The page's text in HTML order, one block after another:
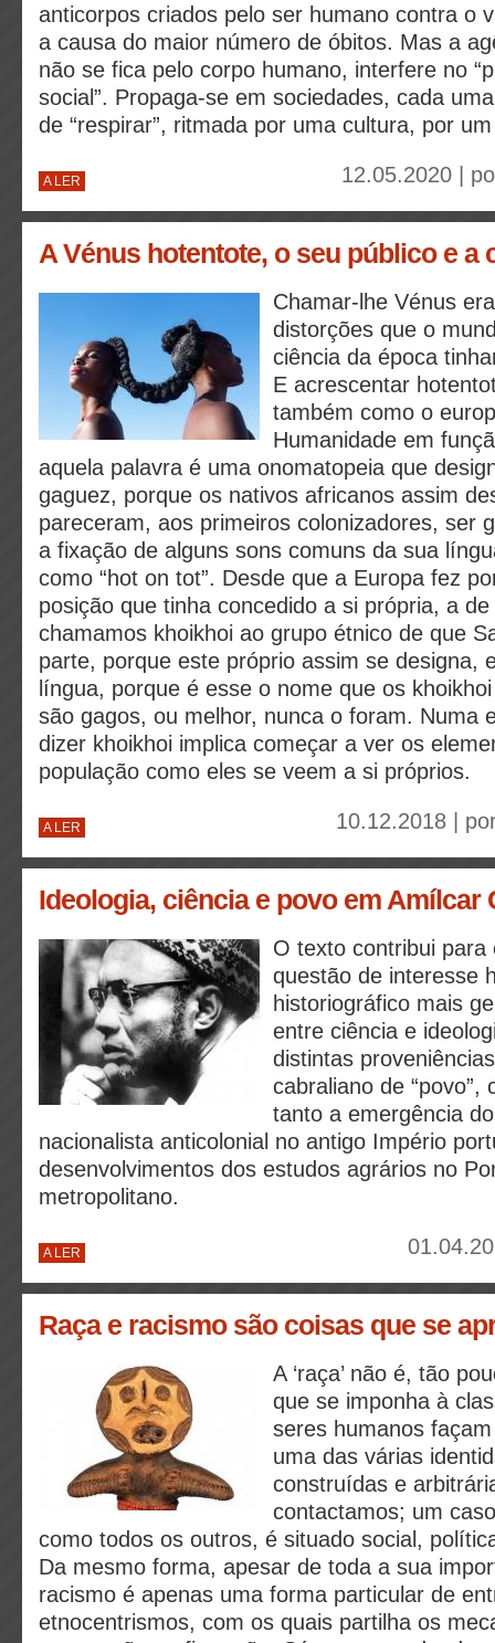
anticorpos criados pelo ser humano contra o
a causa do maior número de óbitos. Mas a
não se fica pelo corpo humano, interfere no
social”. Propaga-se em sociedades, cada
de “respirar”, ritmada por uma cultura, por
A LER 12.05.2020 |
A Vénus hotentote, o seu público e a
Chamar-lhe Vénus
distorções que o
ciência da época
E acrescentar
também como o
Humanidade em
aquela palavra é uma onomatopeia que
gaguez, porque os nativos africanos assim
pareceram, aos primeiros colonizadores, ser
a fixação de alguns sons comuns da sua
como “hot on tot”. Desde que a Europa fez
posição que tinha concedido a si própria, a
chamamos khoikhoi ao grupo étnico de que
parte, porque este próprio assim se designa,
língua, porque é esse o nome que os
são gagos, ou melhor, nunca o foram. Numa
dizer khoikhoi implica começar a ver os
população como eles se veem a si próprios.
A LER 10.12.2018 |
Ideologia, ciência e povo em Amílcar
O texto contribui para
questão de interesse
historiográfico mais
entre ciência e
distintas
cabraliano de “povo”,
tanto a emergência
nacionalista anticolonial no antigo Império
desenvolvimentos dos estudos agrários no
metropolitano.
A LER
Raça e racismo são coisas que se
A ‘raça’ não é, tão
que se imponha à
seres humanos
uma das várias
construídas e
contactamos; um
como todos os outros, é situado social,
Da mesmo forma, apesar de toda a sua
racismo é apenas uma forma particular de
etnocentrismos, com os quais partilha os